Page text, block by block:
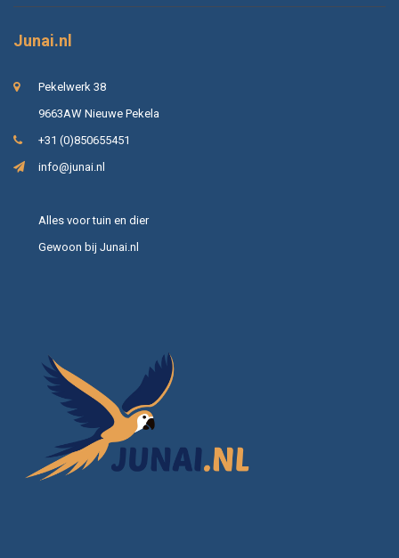
Junai.nl
Pekelwerk 38
9663AW Nieuwe Pekela
+31 (0)850655451
info@junai.nl
Alles voor tuin en dier
Gewoon bij Junai.nl